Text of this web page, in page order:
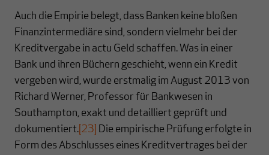
Auch die Empirie belegt, dass Banken keine bloßen
Finanzintermediäre sind, sondern vielmehr bei der
Kreditvergabe in actu Geld schaffen. Was in einer
Bank und ihren Büchern geschieht, wenn ein Kredit
vergeben wird, wurde erstmalig im August 2013 von
Richard Werner, Professor für Bankwesen in
Southampton, exakt und detailliert geprüft und
dokumentiert. [23] Die empirische Prüfung erfolgte in
Form des Abschlusses eines Kreditvertrages bei der